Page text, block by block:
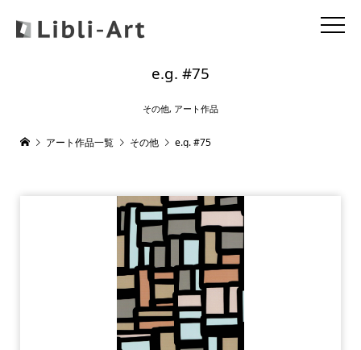
e.g. #75
その他, アート作品
アート作品一覧 その他 e.g. #75